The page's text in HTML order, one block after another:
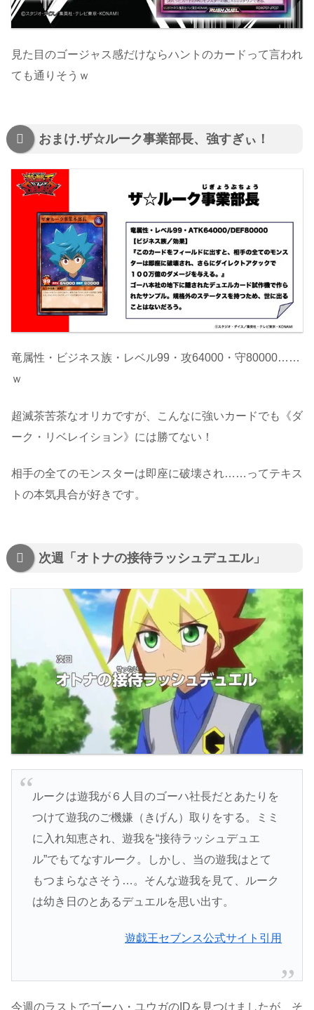
見た目のゴージャス感だけならハントのカードって言われ
ても通りそうｗ
おまけ.ザ☆ルーク事業部長、強すぎぃ！
竜属性・ビジネス族・レベル99・攻64000・守80000……
ｗ
超滅茶苦茶なオリカですが、こんなに強いカードでも《ダ
ーク・リベレイション》には勝てない！
相手の全てのモンスターは即座に破壊され……ってテキス
トの本気具合が好きです。
次週「オトナの接待ラッシュデュエル」
ルークは遊我が６人目のゴーハ社長だとあたりを
つけて遊我のご機嫌（きげん）取りをする。ミミ
に入れ知恵され、遊我を“接待ラッシュデュエ
ル”でもてなすルーク。しかし、当の遊我はとて
もつまらなさそう…。そんな遊我を見て、ルーク
は幼き日のとあるデュエルを思い出す。
遊戯王セブンス公式サイト引用
今週のラストでゴーハ・ユウガのIDを見つけましたが、そ